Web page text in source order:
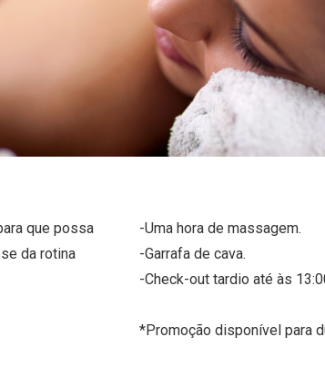
que possa
da rotina
-Uma hora de massagem.
-Garrafa de cava.
-Check-out tardio até às
*Promoção disponível para